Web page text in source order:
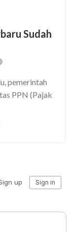
Sudah
pemerintah
PPN (Pajak